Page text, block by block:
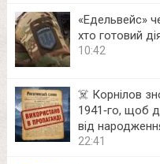
«Едельвейс»
хто готовий
10:42
☠️ Корнілов
1941‑го, щоб
від
22:41